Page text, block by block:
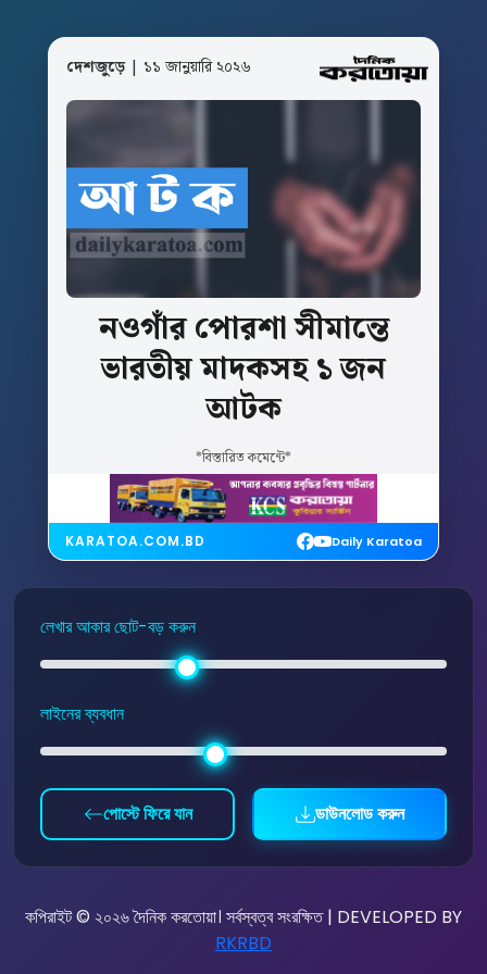
দেশজুড়ে| ১১ জানুয়ারি ২০২৬
নওগাঁরপোরশাসীমান্তে
ভারতীয়মাদকসহ ১জন
আটক
*বিস্তারিত কমেন্টে*
KARATOA.COM.BD Daily Karatoa
লেখার আকার ছোট-বড় করুন
লাইনের ব্যবধান
পোস্টে ফিরে যান ডাউনলোড করুন
কপিরাইট © ২০২৬ দৈনিক করতোয়া। সর্বস্বত্ব সংরক্ষিত | DEVELOPED BY
RKRBD